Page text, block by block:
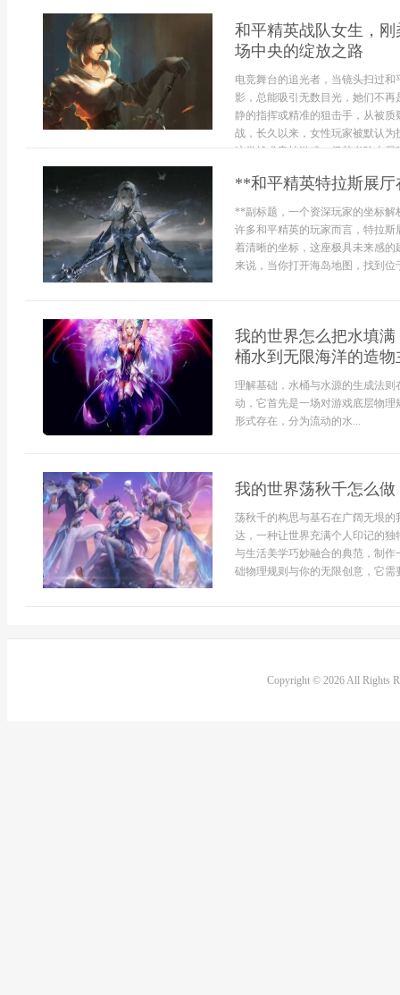
和平精英战队女生，
场中央的绽放之路
电竞舞台的追光者，当镜头扫过
影，总能吸引无数目光，她们不
静的指挥或精准的狙击手，从被
战，长久以来，女性玩家被默认
这类战术竞技游戏，极其考验大
**和平精英特拉斯展
**副标题，一个资深玩家的坐标
许多和平精英的玩家而言，特拉
着清晰的坐标，这座极具未来感
来说，当你打开海岛地图，找到位
我的世界怎么把水填
桶水到无限海洋的造物
理解基础，水桶与水源的生成法
动，它首先是一场对游戏底层物
形式存在，分为流动的水...
我的世界荡秋千怎么
荡秋千的构思与基石在广阔无垠
达，一种让世界充满个人印记的
与生活美学巧妙融合的典范，制
础物理规则与你的无限创意，它需
Copyright © 2026 All Rights